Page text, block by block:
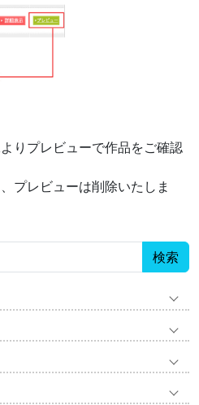
りプレビューで作品をご確認
プレビューは削除いたしま
検索